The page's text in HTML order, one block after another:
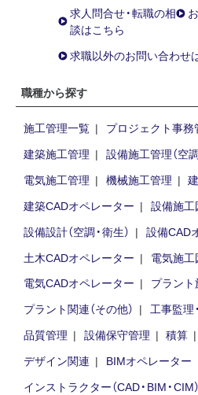
求人問合せ・転職の相
談はこちら
求職以外のお問い合わせ
職種から探す
施工管理一覧
プロジェクト事務
建築施工管理
設備施工管理（空調
電気施工管理
機械施工管理
建築CADオペレーター
設備施工
設備設計（空調・衛生）
設備CAD
土木CADオペレーター
電気施工
電気CADオペレーター
プラン
プラント関連（その他）
工事監理
品質管理
設備保守管理 積算
デザイン関連
BIMオペレーター
インストラクター（CAD・BIM・CIM）